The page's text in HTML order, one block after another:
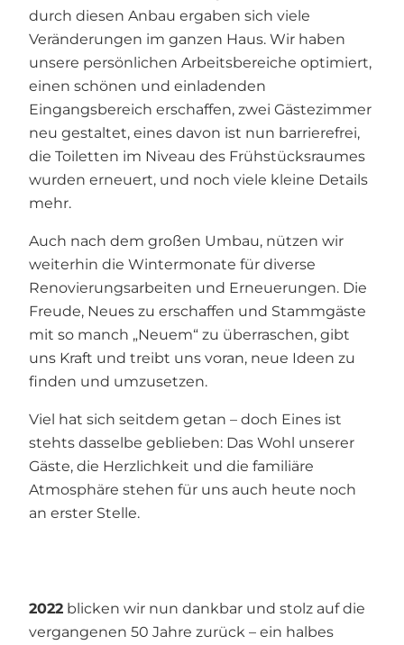
durch diesen Anbau ergaben sich viele
Veränderungen im ganzen Haus. Wir haben
unsere persönlichen Arbeitsbereiche optimiert,
einen schönen und einladenden
Eingangsbereich erschaffen, zwei Gästezimmer
neu gestaltet, eines davon ist nun barrierefrei,
die Toiletten im Niveau des Frühstücksraumes
wurden erneuert, und noch viele kleine Details
mehr.
Auch nach dem großen Umbau, nützen wir
weiterhin die Wintermonate für diverse
Renovierungsarbeiten und Erneuerungen. Die
Freude, Neues zu erschaffen und Stammgäste
mit so manch „Neuem“ zu überraschen, gibt
uns Kraft und treibt uns voran, neue Ideen zu
finden und umzusetzen.
Viel hat sich seitdem getan – doch Eines ist
stehts dasselbe geblieben: Das Wohl unserer
Gäste, die Herzlichkeit und die familiäre
Atmosphäre stehen für uns auch heute noch
an erster Stelle.
2022 blicken wir nun dankbar und stolz auf die
vergangenen 50 Jahre zurück – ein halbes